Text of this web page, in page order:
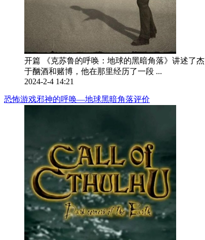
开篇 《克苏鲁的呼唤：地球的黑暗角落》讲述了
于酗酒和赌博，他在那里经历了一段 ...
2024-2-4 14:21
恐怖游戏邪神的呼唤—地球黑暗角落评价